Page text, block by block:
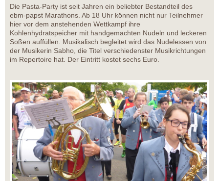
Die Pasta-Party ist seit Jahren ein beliebter Bestandteil des
ebm-papst Marathons. Ab 18 Uhr können nicht nur Teilnehmer
hier vor dem anstehenden Wettkampf ihre
Kohlenhydratspeicher mit handgemachten Nudeln und leckeren
Soßen auffüllen. Musikalisch begleitet wird das Nudelessen von
der Musikerin Sabho, die Titel verschiedenster Musikrichtungen
im Repertoire hat. Der Eintritt kostet sechs Euro.